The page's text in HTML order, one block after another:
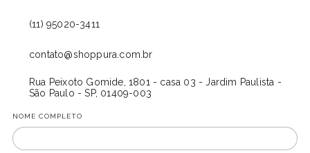
(11) 95020-3411
contato@shoppura.com.br
Rua Peixoto Gomide, 1801 - casa 03 - Jardim Paulista -
São Paulo - SP, 01409-003
NOME COMPLETO